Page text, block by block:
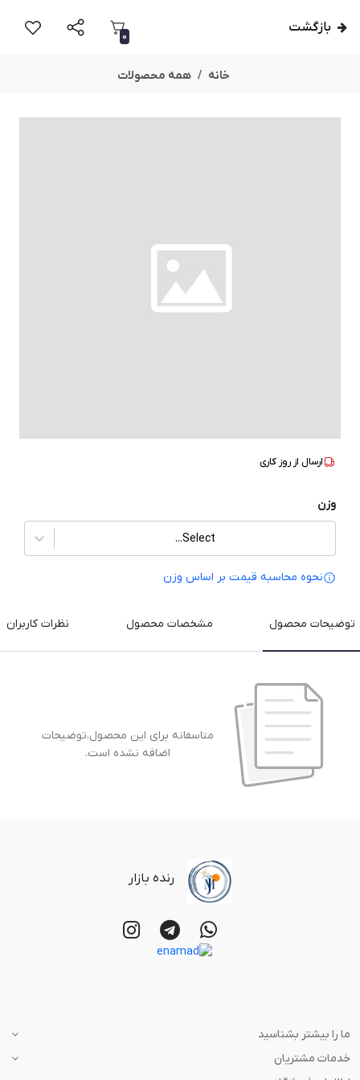
بازگشت
0
خانه همه محصولات
ارسال از روز کاری
وزن
Select...
نحوه محاسبه قیمت بر‌ اساس وزن
توضیحات محصول مشخصات محصول نظرات کاربران
متاسفانه برای این محصول،توضیحات
اضافه نشده است.
رنده بازار
ما را بیشتر بشناسید
خدمات مشتریان